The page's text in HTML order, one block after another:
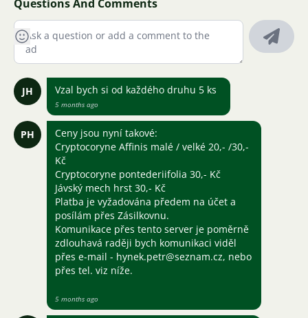
Questions And Comments
JH Vzal bych si od každého druhu 5 ks
5 months ago
PH
Ceny jsou nyní takové:
Cryptocoryne Affinis malé / velké 20,- /30,-
Kč
Cryptocoryne pontederiifolia 30,- Kč
Jávský mech hrst 30,- Kč
Platba je vyžadována předem na účet a
posílám přes Zásilkovnu.
Komunikace přes tento server je poměrně
zdlouhavá raději bych komunikaci viděl
přes e-mail - hynek.petr@seznam.cz, nebo
přes tel. viz níže.
5 months ago